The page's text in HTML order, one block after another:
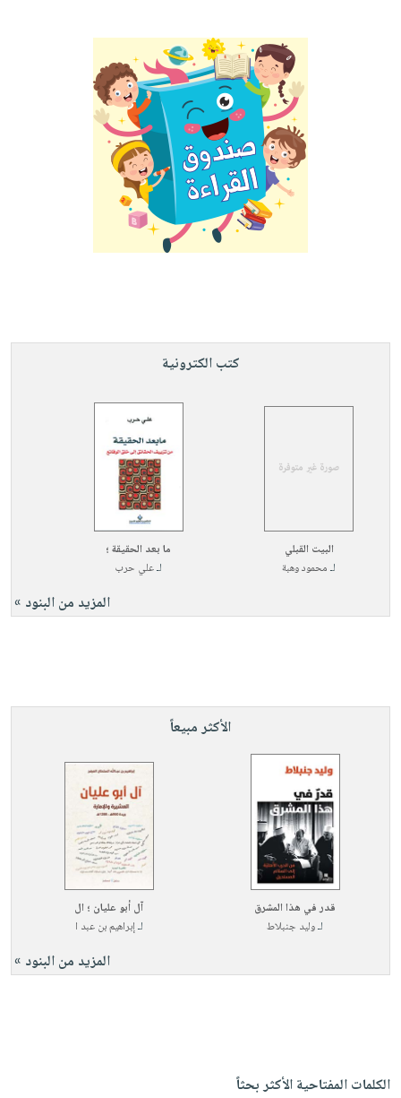
كتب الكترونية
البيت القبلي
لـمحمود وهبة
ما بعد الحقيقة ؛
لـعلي حرب
المزيد من البنود »
الأكثر مبيعاً
قدر في هذا المشرق
لـوليد جنبلاط
آل أبو عليان ؛ ال
لـإبراهيم بن عبد ا
المزيد من البنود »
الكلمات المفتاحية الأكثر بحثاً